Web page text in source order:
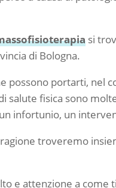
si
di Bologna.
possono portarti, nel
salute fisica sono
infortunio, un
ragione troveremo
e attenzione a come